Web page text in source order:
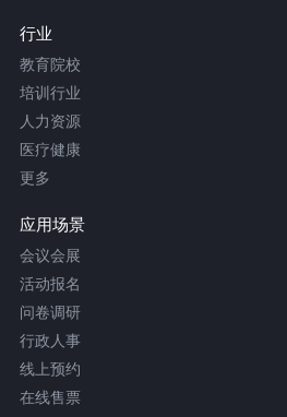
行业
教育院校
培训行业
人力资源
医疗健康
更多
应用场景
会议会展
活动报名
问卷调研
行政人事
线上预约
在线售票